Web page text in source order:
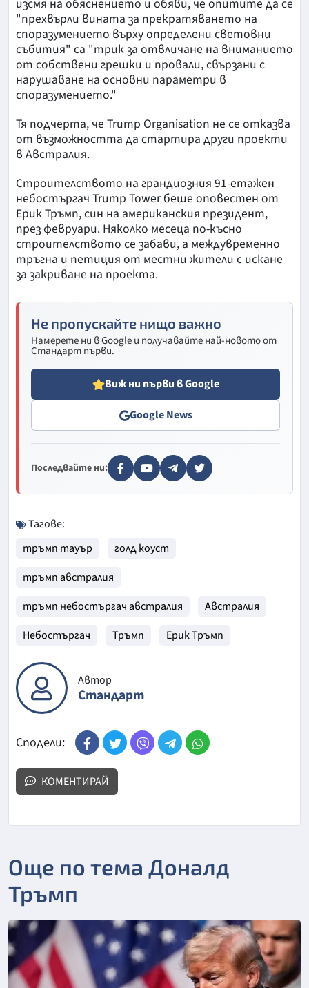
изсмя на обяснението и обяви, че опитите да се
"прехвърли вината за прекратяването на
споразумението върху определени световни
събития" са "трик за отвличане на вниманието
от собствени грешки и провали, свързани с
нарушаване на основни параметри в
споразумението."
Тя подчерта, че Trump Organisation не се отказва
от възможността да стартира други проекти
в Австралия.
Строителството на грандиозния 91-етажен
небостъргач Trump Tower беше оповестен от
Ерик Тръмп, син на американския президент,
през февруари. Няколко месеца по-късно
строителството се забави, а междувременно
тръгна и петиция от местни жители с искане
за закриване на проекта.
Не пропускайте нищо важно
Намерете ни в Google и получавайте най-новото от
Стандарт първи.
Виж ни първи в Google
Google News
Последвайте ни:
Тагове:
тръмп тауър
голд коуст
тръмп австралия
тръмп небостъргач австралия
Австралия
Небостъргач
Тръмп Ерик Тръмп
Автор
Стандарт
Сподели:
КОМЕНТИРАЙ
Още по тема Доналд
Тръмп